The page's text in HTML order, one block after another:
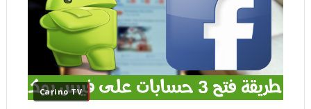
Carino TV